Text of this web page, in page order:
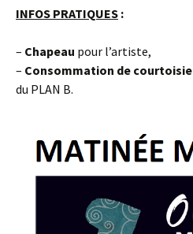
INFOS PRATIQUES :
– Chapeau pour l’artiste,
– Consommation de courtoisie
du PLAN B.